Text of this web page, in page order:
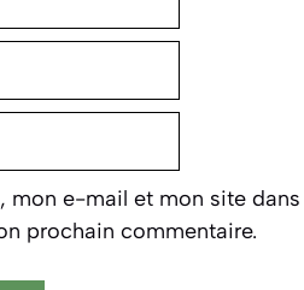
mon e-mail et mon site dans
prochain commentaire.